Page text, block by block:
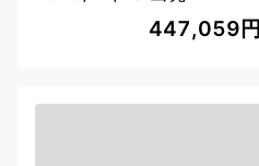
447,059円